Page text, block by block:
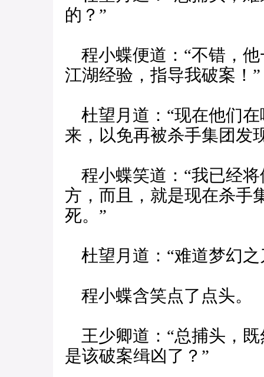
的？”
程小蝶便道：“不错，
江湖经验，指导我破案！”
杜望月道：“现在他们
来，以免再被杀手集团发
程小蝶笑道：“我已经
方，而且，就是现在杀手
死。”
杜望月道：“难道梦幻之
程小蝶含笑点了点头。
王少卿道：“总捕头，
是该破案缉凶了？”